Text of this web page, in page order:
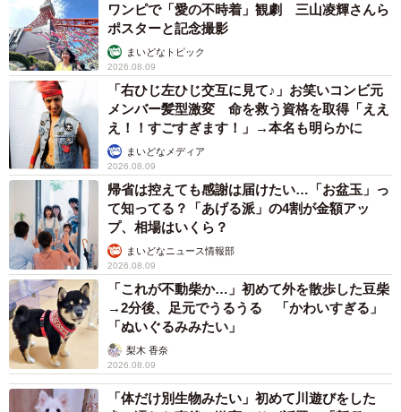
ワンピで「愛の不時着」観劇 三山凌輝さんら
ポスターと記念撮影
まいどなトピック
2026.08.09
「右ひじ左ひじ交互に見て♪」お笑いコンビ元
メンバー髪型激変 命を救う資格を取得「ええ
え！！すごすぎます！」→本名も明らかに
まいどなメディア
2026.08.09
帰省は控えても感謝は届けたい…「お盆玉」っ
て知ってる？「あげる派」の4割が金額アッ
プ、相場はいくら？
まいどなニュース情報部
2026.08.09
「これが不動柴か…」初めて外を散歩した豆柴
→2分後、足元でうるうる 「かわいすぎる」
「ぬいぐるみみたい」
梨木 香奈
2026.08.09
「体だけ別生物みたい」初めて川遊びをした